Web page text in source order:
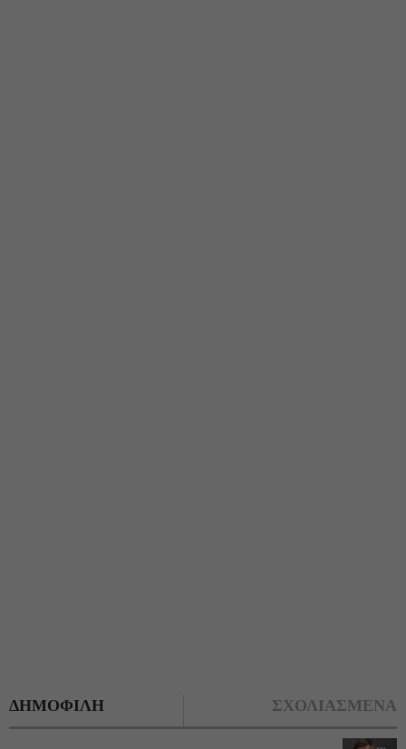
ΔΗΜΟΦΙΛΗ ΣΧΟΛΙΑΣΜΕΝΑ